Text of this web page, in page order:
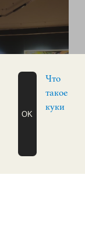
OK
Что
такое
куки